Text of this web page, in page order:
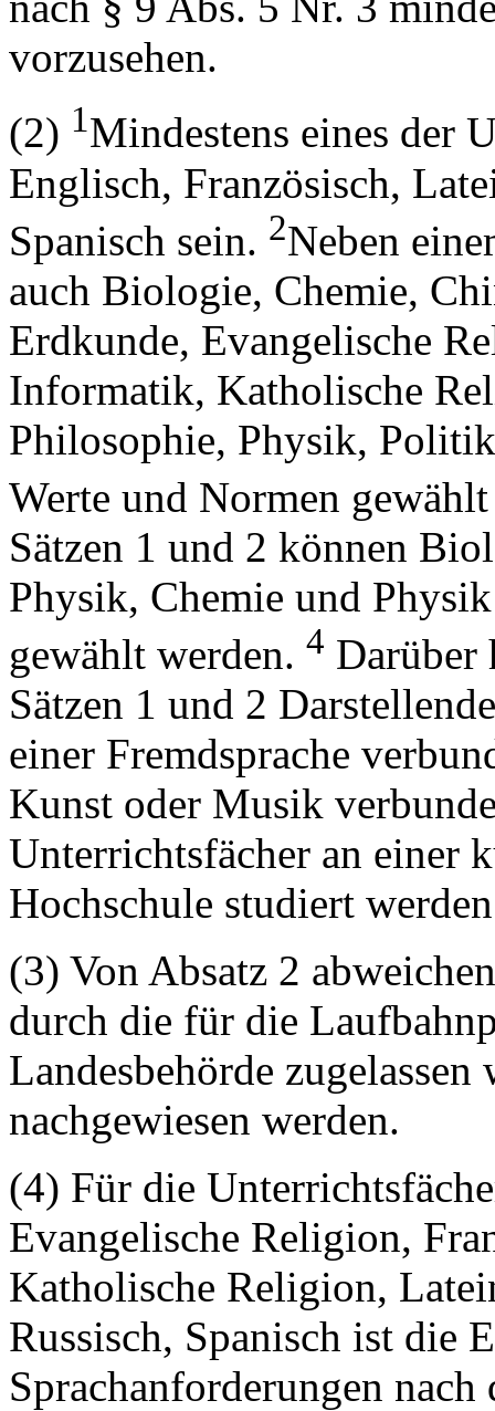
vorzusehen.
(2) 1Mindestens eines der
Englisch, Französisch,
Spanisch sein. 2Neben
auch Biologie, Chemie,
Erdkunde, Evangelische
Informatik, Katholische
Philosophie, Physik,
Werte und Normen
Sätzen 1 und 2 können
Physik, Chemie und
gewählt werden. 4 Darüber
Sätzen 1 und 2
einer Fremdsprache
Kunst oder Musik
Unterrichtsfächer an einer
Hochschule studiert
(3) Von Absatz 2
durch die für die
Landesbehörde
nachgewiesen werden.
(4) Für die
Evangelische Religion,
Katholische Religion,
Russisch, Spanisch ist die
Sprachanforderungen